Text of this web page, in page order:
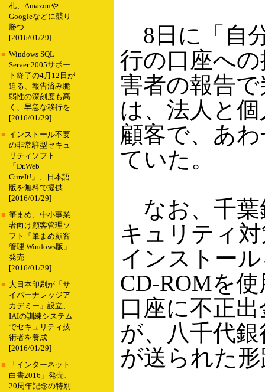
札、Amazonや
Googleなどに競り
勝つ
[2016/01/29]
■ Windows SQL
Server 2005サポー
ト終了の4月12日が
迫る、報告済み脆
弱性の深刻度も高
く、早急な移行を
[2016/01/29]
■ インストール不要
の非常駐型セキュ
リティソフト
「Dr.Web
CureIt!」、日本語
版を無料で提供
[2016/01/29]
■ 筆まめ、中小事業
者向け顧客管理ソ
フト「筆まめ顧客
管理 Windows版」
発売
[2016/01/29]
■ 大日本印刷が「サ
イバーナレッジア
カデミー」設立、
IAIの訓練システム
でセキュリティ技
術者を養成
[2016/01/29]
■
「インターネット
白書2016」発売、
20周年記念の特別
8日に「自
行の口座へ
害者の報告
は、法人と
顧客で、あ
ていた。
なお、千葉
キュリティ
インストー
CD-ROMを
口座に不正
が、八千代
が送られた